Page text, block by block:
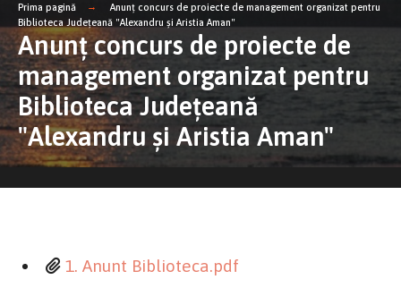
Prima pagină
Anunț concurs de proiecte de management organizat pentru
Biblioteca Județeană "Alexandru și Aristia Aman"
Anunț concurs de proiecte de
management organizat pentru
Biblioteca Județeană
"Alexandru și Aristia Aman"
1. Anunt Biblioteca.pdf